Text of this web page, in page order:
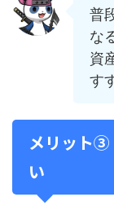
普
な
資
す
メリット
い